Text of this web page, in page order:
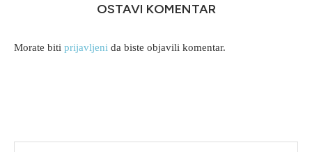
OSTAVI KOMENTAR
Morate biti prijavljeni da biste objavili komentar.